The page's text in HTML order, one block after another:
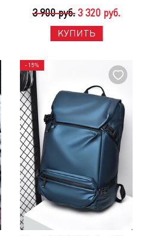
3 900 руб. 3 320 руб.
КУПИТЬ
- 15%